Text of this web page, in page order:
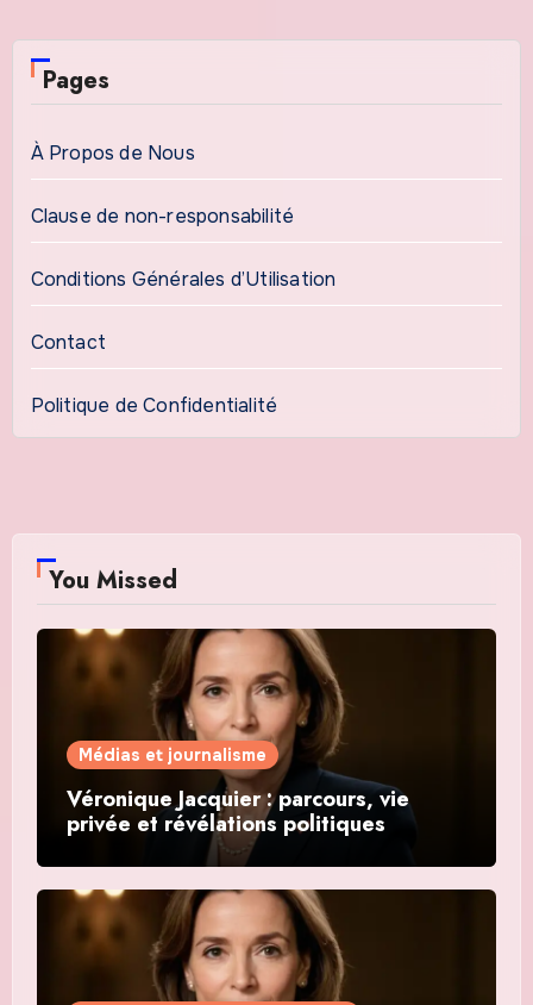
publications
Pages
À Propos de Nous
Clause de non-responsabilité
Conditions Générales d’Utilisation
Contact
Politique de Confidentialité
You Missed
Médias et journalisme
Véronique Jacquier : parcours, vie
privée et révélations politiques